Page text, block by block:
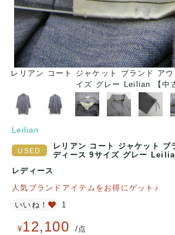
レリアン コート ジャケット ブランド ア
イズ グレー Leilian 【中
Leilian
レリアン コート ジャケット ブ
ディース 9サイズ グレー
レディース
人気ブランドアイテムをお得にゲット♪
いいね！
1
¥12,100 /点